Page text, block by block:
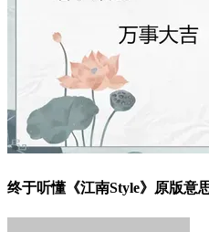
终于听懂《江南Style》原版意